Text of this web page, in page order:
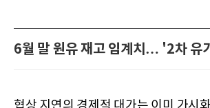
6월 말 원유 재고 임계치… '2차 유